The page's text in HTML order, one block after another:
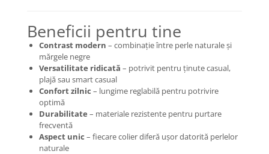
Beneficii pentru tine
Contrast modern – combinație între perle naturale și
mărgele negre
Versatilitate ridicată – potrivit pentru ținute casual,
plajă sau smart casual
Confort zilnic – lungime reglabilă pentru potrivire
optimă
Durabilitate – materiale rezistente pentru purtare
frecventă
Aspect unic – fiecare colier diferă ușor datorită perlelor
naturale